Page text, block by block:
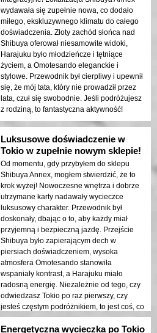
wydawała się zupełnie nowa, co dodało
miłego, ekskluzywnego klimatu do całego
doświadczenia. Złoty zachód słońca nad
Shibuya oferował niesamowite widoki,
Harajuku było młodzieńcze i tętniące
życiem, a Omotesando eleganckie i
stylowe. Przewodnik był cierpliwy i upewnił
się, że mój tata, który nie prowadził przez
lata, czuł się swobodnie. Jeśli podróżujesz
z rodziną, to fantastyczna aktywność!
Luksusowe doświadczenie w
Tokio w zupełnie nowym sklepie!
Od momentu, gdy przybyłem do sklepu
Shibuya Annex, mogłem stwierdzić, że to
krok wyżej! Nowoczesne wnętrza i dobrze
utrzymane karty nadawały wycieczce
luksusowy charakter. Przewodnik był
doskonały, dbając o to, aby każdy miał
przyjemną i bezpieczną jazdę. Przejście
Shibuya było zapierającym dech w
piersiach doświadczeniem, wysoka
atmosfera Omotesando stanowiła
wspaniały kontrast, a Harajuku miało
radosną energię. Niezależnie od tego, czy
odwiedzasz Tokio po raz pierwszy, czy
jesteś częstym podróżnikiem, to jest coś, co
trzeba zrobić!
Energetyczna wycieczka po Tokio